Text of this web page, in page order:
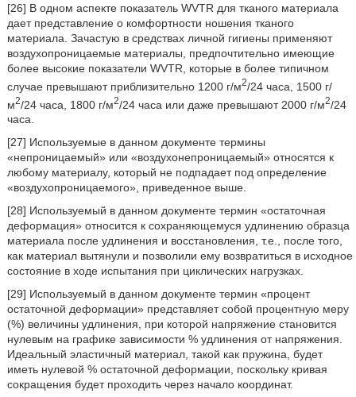
[26] В одном аспекте показатель WVTR для тканого материала
дает представление о комфортности ношения тканого
материала. Зачастую в средствах личной гигиены применяют
воздухопроницаемые материалы, предпочтительно имеющие
более высокие показатели WVTR, которые в более типичном
случае превышают приблизительно 1200 г/м2/24 часа, 1500 г/
м2/24 часа, 1800 г/м2/24 часа или даже превышают 2000 г/м2/24
часа.
[27] Используемые в данном документе термины
«непроницаемый» или «воздухонепроницаемый» относятся к
любому материалу, который не подпадает под определение
«воздухопроницаемого», приведенное выше.
[28] Используемый в данном документе термин «остаточная
деформация» относится к сохраняющемуся удлинению образца
материала после удлинения и восстановления, т.е., после того,
как материал вытянули и позволили ему возвратиться в исходное
состояние в ходе испытания при циклических нагрузках.
[29] Используемый в данном документе термин «процент
остаточной деформации» представляет собой процентную меру
(%) величины удлинения, при которой напряжение становится
нулевым на графике зависимости % удлинения от напряжения.
Идеальный эластичный материал, такой как пружина, будет
иметь нулевой % остаточной деформации, поскольку кривая
сокращения будет проходить через начало координат.